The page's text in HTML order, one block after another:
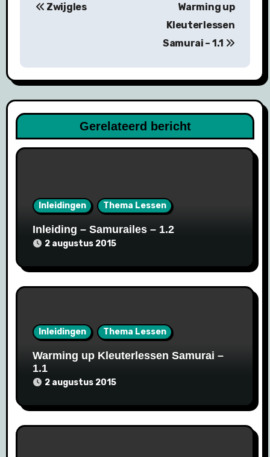
navigatie
Zwijgles
Warming up
Kleuterlessen
Samurai – 1.1
Gerelateerd bericht
Inleidingen Thema Lessen
Inleiding – Samurailes – 1.2
2 augustus 2015
Inleidingen Thema Lessen
Warming up Kleuterlessen Samurai –
1.1
2 augustus 2015